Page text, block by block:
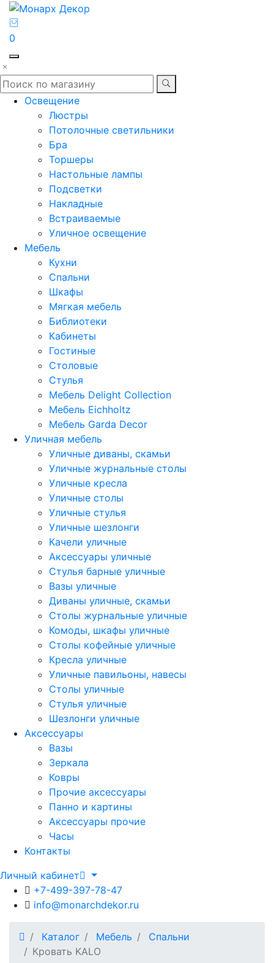
0
Освещение
Люстры
Потолочные светильники
Бра
Торшеры
Настольные лампы
Подсветки
Накладные
Встраиваемые
Уличное освещение
Мебель
Кухни
Спальни
Шкафы
Мягкая мебель
Библиотеки
Кабинеты
Гостиные
Столовые
Стулья
Мебель Delight Collection
Мебель Eichholtz
Мебель Garda Decor
Уличная мебель
Уличные диваны, скамьи
Уличные журнальные столы
Уличные кресла
Уличные столы
Уличные стулья
Уличные шезлонги
Качели уличные
Аксессуары уличные
Стулья барные уличные
Вазы уличные
Диваны уличные, скамьи
Столы журнальные уличные
Комоды, шкафы уличные
Столы кофейные уличные
Кресла уличные
Уличные павильоны, навесы
Столы уличные
Стулья уличные
Шезлонги уличные
Аксессуары
Вазы
Зеркала
Ковры
Прочие аксессуары
Панно и картины
Аксессуары прочие
Часы
Контакты
Личный кабинет
+7-499-397-78-47
info@monarchdekor.ru
Каталог Мебель
Спальни
Кровать KALO